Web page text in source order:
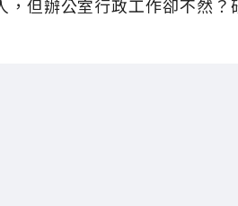
但辦公室行政工作卻不然？